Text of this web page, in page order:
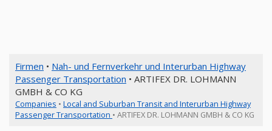
Firmen • Nah- und Fernverkehr und Interurban Highway
Passenger Transportation • ARTIFEX DR. LOHMANN
GMBH & CO KG
Companies • Local and Suburban Transit and Interurban Highway
Passenger Transportation • ARTIFEX DR. LOHMANN GMBH & CO KG